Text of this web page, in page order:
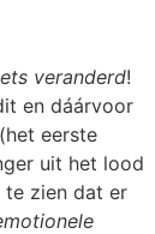
veranderd!
en dáárvoor
eerste
uit het lood
te zien dat er